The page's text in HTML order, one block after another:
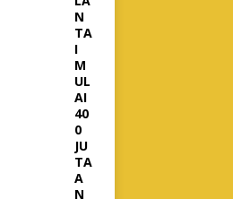
N
TA
I
M
UL
AI
40
0
JU
TA
A
N